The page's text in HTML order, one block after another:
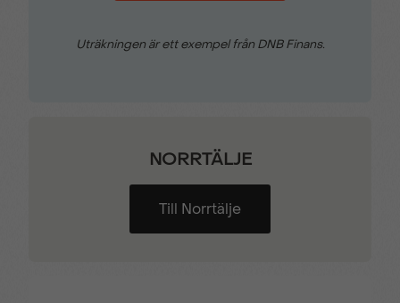
Uträkningen är ett exempel från DNB Finans.
NORRTÄLJE
Till Norrtälje